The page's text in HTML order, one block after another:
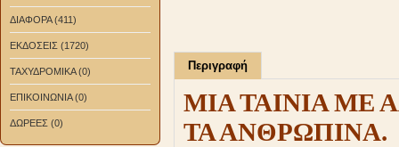
ΔΙΑΦΟΡΑ (411)
ΕΚΔΟΣΕΙΣ (1720)
ΤΑΧΥΔΡΟΜΙΚΑ (0)
ΕΠΙΚΟΙΝΩΝΙΑ (0)
ΔΩΡΕΕΣ (0)
Περιγραφή
ΜΙΑ ΤΑΙΝΙΑ
ΤΑ ΑΝΘΡΩΠΙΝΑ.